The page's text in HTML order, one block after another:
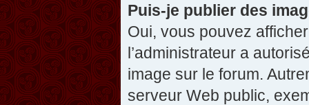
Puis-je publier des
Oui, vous pouvez
l’administrateur a
image sur le forum.
serveur Web public,